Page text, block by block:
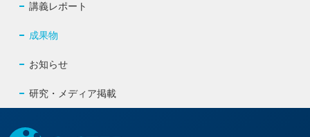
講義レポート
成果物
お知らせ
研究・メディア掲載